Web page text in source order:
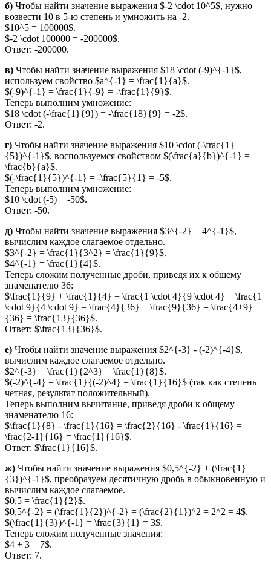
б) Чтобы найти значение выражения $-2 \cdot 10^5$, нужно
возвести 10 в 5-ю степень и умножить на -2.
$10^5 = 100000$.
$-2 \cdot 100000 = -200000$.
Ответ: -200000.
в) Чтобы найти значение выражения $18 \cdot (-9)^{-1}$,
используем свойство $a^{-1} = \frac{1}{a}$.
$(-9)^{-1} = \frac{1}{-9} = -\frac{1}{9}$.
Теперь выполним умножение:
$18 \cdot (-\frac{1}{9}) = -\frac{18}{9} = -2$.
Ответ: -2.
г) Чтобы найти значение выражения $10 \cdot (-\frac{1}
{5})^{-1}$, воспользуемся свойством $(\frac{a}{b})^{-1} =
\frac{b}{a}$.
$(-\frac{1}{5})^{-1} = -\frac{5}{1} = -5$.
Теперь выполним умножение:
$10 \cdot (-5) = -50$.
Ответ: -50.
д) Чтобы найти значение выражения $3^{-2} + 4^{-1}$,
вычислим каждое слагаемое отдельно.
$3^{-2} = \frac{1}{3^2} = \frac{1}{9}$.
$4^{-1} = \frac{1}{4}$.
Теперь сложим полученные дроби, приведя их к общему
знаменателю 36:
$\frac{1}{9} + \frac{1}{4} = \frac{1 \cdot 4}{9 \cdot 4} + \frac{1
\cdot 9}{4 \cdot 9} = \frac{4}{36} + \frac{9}{36} = \frac{4+9}
{36} = \frac{13}{36}$.
Ответ: $\frac{13}{36}$.
е) Чтобы найти значение выражения $2^{-3} - (-2)^{-4}$,
вычислим каждое слагаемое отдельно.
$2^{-3} = \frac{1}{2^3} = \frac{1}{8}$.
$(-2)^{-4} = \frac{1}{(-2)^4} = \frac{1}{16}$ (так как степень
четная, результат положительный).
Теперь выполним вычитание, приведя дроби к общему
знаменателю 16:
$\frac{1}{8} - \frac{1}{16} = \frac{2}{16} - \frac{1}{16} =
\frac{2-1}{16} = \frac{1}{16}$.
Ответ: $\frac{1}{16}$.
ж) Чтобы найти значение выражения $0,5^{-2} + (\frac{1}
{3})^{-1}$, преобразуем десятичную дробь в обыкновенную и
вычислим каждое слагаемое.
$0,5 = \frac{1}{2}$.
$0,5^{-2} = (\frac{1}{2})^{-2} = (\frac{2}{1})^2 = 2^2 = 4$.
$(\frac{1}{3})^{-1} = \frac{3}{1} = 3$.
Теперь сложим полученные значения:
$4 + 3 = 7$.
Ответ: 7.